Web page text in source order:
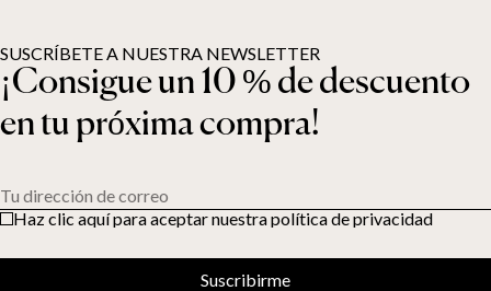
SUSCRÍBETE A NUESTRA NEWSLETTER
¡Consigue un 10 % de descuento
en tu próxima compra!
Tu dirección de correo
Haz clic aquí para aceptar nuestra política de privacidad
Suscribirme